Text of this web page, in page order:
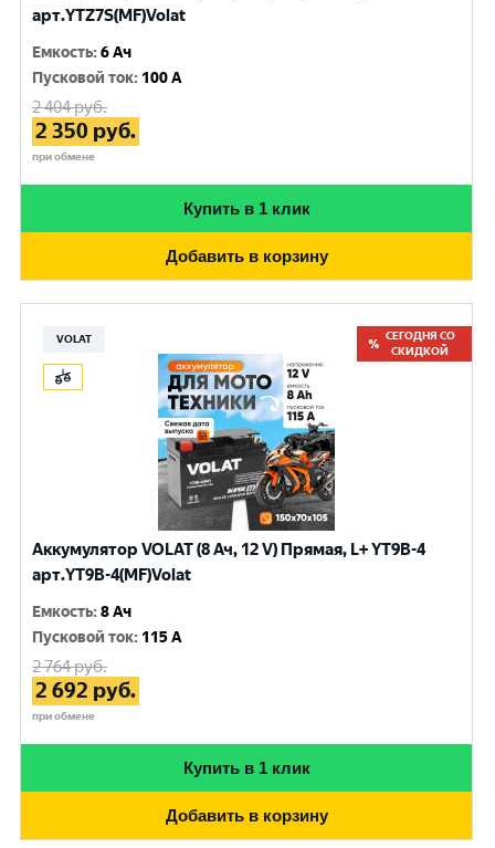
арт.YTZ7S(MF)Volat
Емкость:6 Ач
Пусковой ток: 100 A
2 404руб.
2 350 руб.
при обмене
Купить в 1 клик
Добавить в корзину
VOLAT
СЕГОДНЯ СО
СКИДКОЙ
Аккумулятор VOLAT (8 Ач, 12 V) Прямая, L+ YT9B-4
арт.YT9B-4(MF)Volat
Емкость:8 Ач
Пусковой ток: 115 A
2 764руб.
2 692 руб.
при обмене
Купить в 1 клик
Добавить в корзину